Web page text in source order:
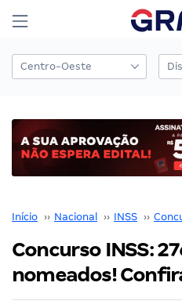
Início ›› Nacional ›› INSS ››
Concurso INSS:
nomeados!